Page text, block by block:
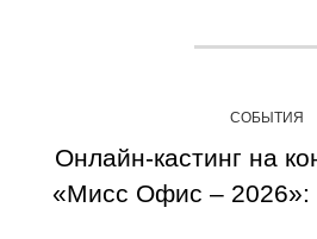
СОБЫТИЯ
Онлайн-кастинг на
«Мисс Офис – 2026»: